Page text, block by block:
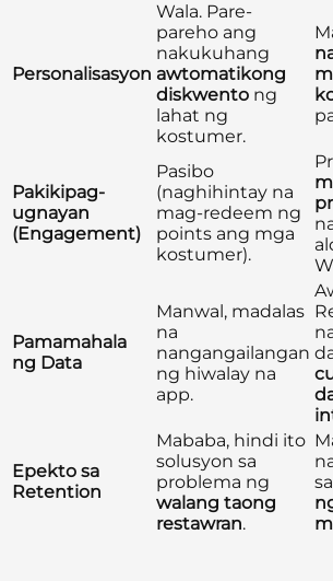
Personalisasyon
Wala. Pare-
pareho ang
nakukuhang
awtomatikong
diskwento ng
lahat ng
kostumer.
Pakikipag-
ugnayan
(Engagement)
Pasibo
(naghihintay na
mag-redeem ng
points ang mga
kostumer).
Pamamahala
ng Data
Manwal, madalas
na
nangangailangan
ng hiwalay na
app.
Epekto sa
Retention
Mababa, hindi ito
solusyon sa
problema ng
walang taong
restawran.
sa